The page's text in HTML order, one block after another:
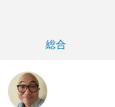
総合